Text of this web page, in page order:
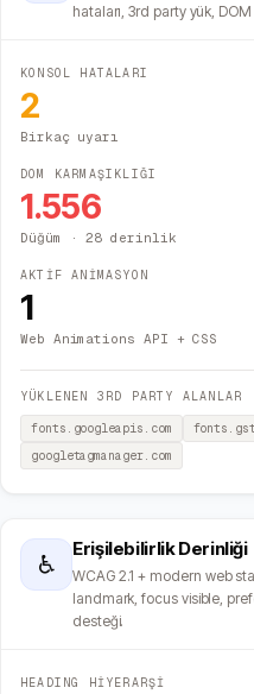
hataları, 3rd party yük,
KONSOL HATALARI
2
Birkaç uyarı
DOM KARMAŞIKLIĞI
1.556
Düğüm · 28 derinlik
AKTİF ANİMASYON
1
Web Animations API + CSS
YÜKLENEN 3RD PARTY ALANLAR
fonts.googleapis.com
googletagmanager.com
♿
Erişilebilirlik Derinliği
WCAG 2.1 + modern web
landmark, focus visible,
desteği.
HEADING HİYERARŞİ